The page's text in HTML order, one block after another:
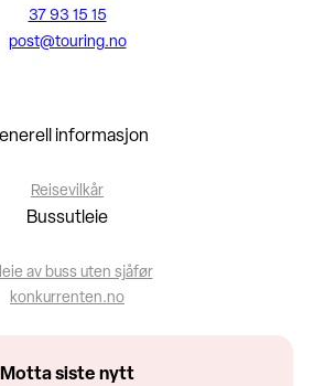
37 93 15 15
post@touring.no
informasjon
Reisevilkår
Bussutleie
av buss uten sjåfør
konkurrenten.no
Motta siste nytt